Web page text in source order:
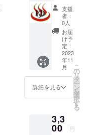
わせ
て、ラ
イブハ
ウスの
規模も
決定し
ます。
温泉
マーク
のゆを
添えて
支援
者：
0人
お届
け予
定：
2023
年11
月
詳細を見る
こ
の
リ
タ
ー
ン
を
選
択
す
る
3,3
00 円